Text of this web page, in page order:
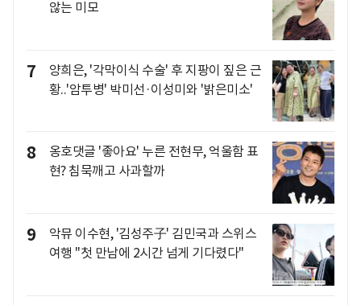
않는 미모
7
양희은, '각막이식 수술' 후 지팡이 짚은 근
황..'암투병' 박미선·이성미와 '밝은미소'
8
옹호댓글 '좋아요' 누른 전현무, 억울함 표
현? 침묵깨고 사과할까
9
악뮤 이수현, '김성주子' 김민국과 스위스
여행 "첫 만남에 2시간 넘게 기다렸다"